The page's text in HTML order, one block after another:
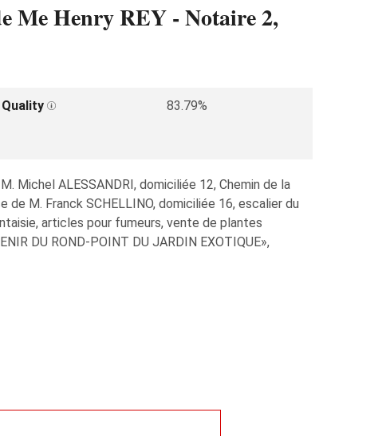
Me Henry REY - Notaire 2,
Quality
83.79%
Michel ALESSANDRI, domiciliée 12, Chemin de la
de M. Franck SCHELLINO, domiciliée 16, escalier du
articles pour fumeurs, vente de plantes
DU ROND-POINT DU JARDIN EXOTIQUE»,